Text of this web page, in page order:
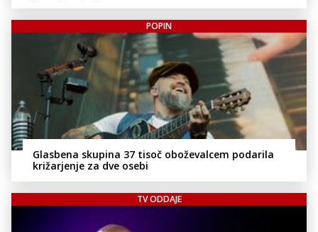
POPIN
Glasbena skupina 37 tisoč oboževalcem podarila
križarjenje za dve osebi
TV ODDAJE